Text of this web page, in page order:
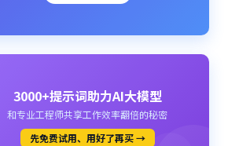
3000+提示词助力AI大模型
和专业工程师共享工作效率翻倍的秘密
先免费试用、用好了再买 →